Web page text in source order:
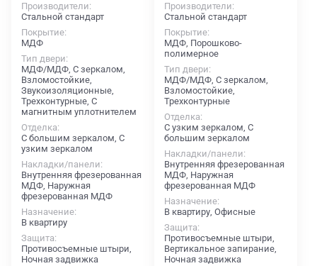
Производители
Стальной стандарт
Покрытие
МДФ
Тип двери
МДФ/МДФ, С зеркалом,
Взломостойкие,
Звукоизоляционные,
Трехконтурные, С
магнитным уплотнителем
Отделка
С большим зеркалом, С
узким зеркалом
Накладки/панели
Внутренняя фрезерованная
МДФ, Наружная
фрезерованная МДФ
Назначение
В квартиру
Защита
Противосъемные штыри,
Ночная задвижка
Производители
Стальной стандарт
Покрытие
МДФ, Порошково-
полимерное
Тип двери
МДФ/МДФ, С зеркалом,
Взломостойкие,
Трехконтурные
Отделка
С узким зеркалом, С
большим зеркалом
Накладки/панели
Внутренняя фрезерованная
МДФ, Наружная
фрезерованная МДФ
Назначение
В квартиру, Офисные
Защита
Противосъемные штыри,
Вертикальное запирание,
Ночная задвижка